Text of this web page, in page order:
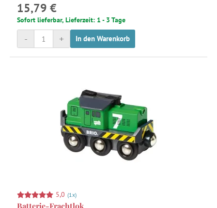
15,79 €
Sofort lieferbar, Lieferzeit: 1 - 3 Tage
+
- In den Warenkorb
5,0 (1x)
Batterie-Frachtlok